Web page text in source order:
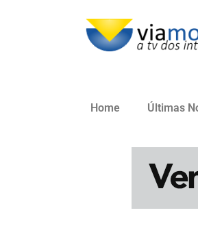
Home Últimas